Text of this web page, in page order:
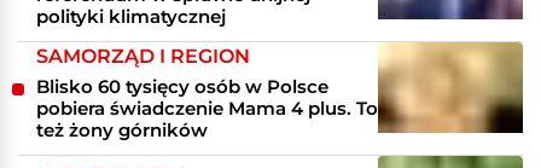
polityki klimatycznej
SAMORZĄD I REGION
Blisko 60 tysięcy osób w Polsce
pobiera świadczenie Mama 4 plus. To
też żony górników